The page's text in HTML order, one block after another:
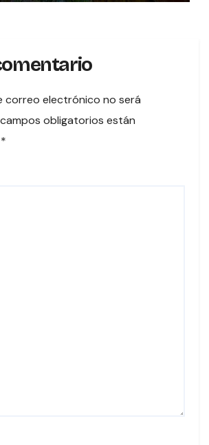
correo electrónico no será
obligatorios están
*